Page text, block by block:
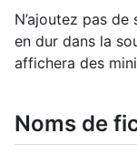
N’ajoutez pas
en dur dans la
affichera des
Noms de